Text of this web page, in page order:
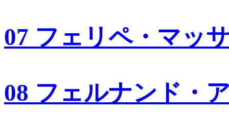
07 フェリペ・マッ
08 フェルナンド・